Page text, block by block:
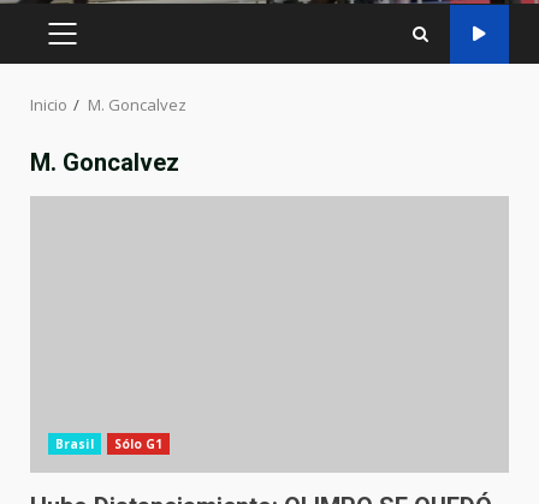
MENÚ
Inicio M. Goncalvez
M. Goncalvez
Brasil Sólo G1